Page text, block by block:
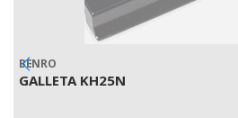
BENRO
GALLETA KH25N